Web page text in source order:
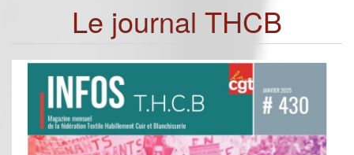
Le journal THCB